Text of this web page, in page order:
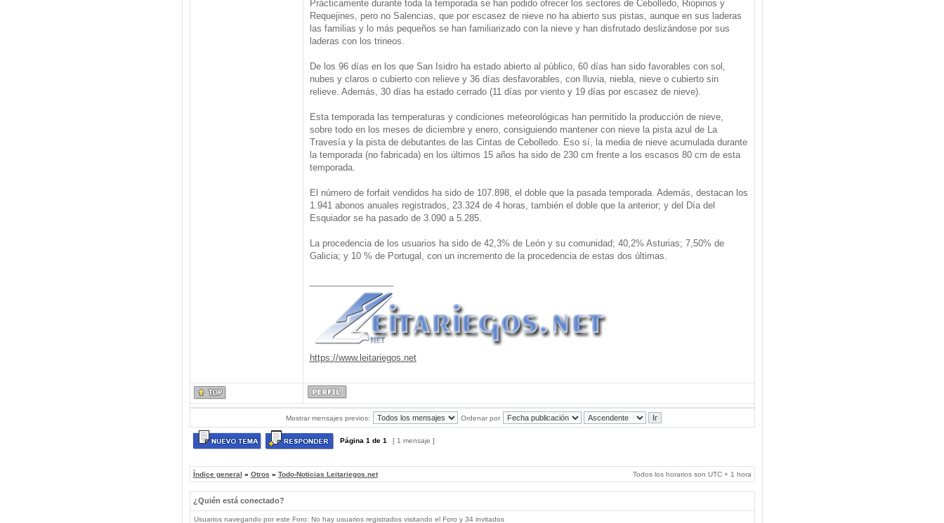
Prácticamente durante toda la temporada se han podido ofrecer los sectores de Cebolledo, Riopinos y
Requejines, pero no Salencias, que por escasez de nieve no ha abierto sus pistas, aunque en sus laderas
las familias y lo más pequeños se han familiarizado con la nieve y han disfrutado deslizándose por sus
laderas con los trineos.
De los 96 días en los que San Isidro ha estado abierto al público, 60 días han sido favorables con sol,
nubes y claros o cubierto con relieve y 36 días desfavorables, con lluvia, niebla, nieve o cubierto sin
relieve. Además, 30 días ha estado cerrado (11 días por viento y 19 días por escasez de nieve).
Esta temporada las temperaturas y condiciones meteorológicas han permitido la producción de nieve,
sobre todo en los meses de diciembre y enero, consiguiendo mantener con nieve la pista azul de La
Travesía y la pista de debutantes de las Cintas de Cebolledo. Eso sí, la media de nieve acumulada durante
la temporada (no fabricada) en los últimos 15 años ha sido de 230 cm frente a los escasos 80 cm de esta
temporada.
El número de forfait vendidos ha sido de 107.898, el doble que la pasada temporada. Además, destacan los
1.941 abonos anuales registrados, 23.324 de 4 horas, también el doble que la anterior; y del Día del
Esquiador se ha pasado de 3.090 a 5.285.
La procedencia de los usuarios ha sido de 42,3% de León y su comunidad; 40,2% Asturias; 7,50% de
Galicia; y 10 % de Portugal, con un incremento de la procedencia de estas dos últimas.
https://www.leitariegos.net
Mostrar mensajes previos: Ordenar por
Página 1 de 1 [ 1 mensaje ]
Índice general » Otros » Todo-Noticias Leitariegos.net Todos los horarios son UTC + 1 hora
¿Quién está conectado?
Usuarios navegando por este Foro: No hay usuarios registrados visitando el Foro y 34 invitados